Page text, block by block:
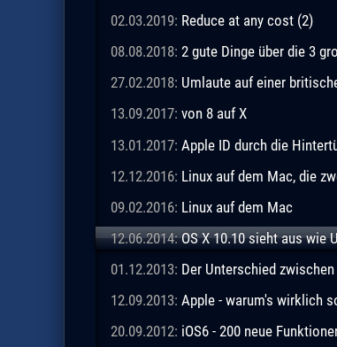
02.03.2019: Reduce at any cost (2)
08.08.2018: 2 gute Dinge über die 3
27.02.2018: Umlaute auf einer
13.09.2017: von 8 auf X
13.01.2017: Apple ID durch die
12.12.2016: Linux auf dem Mac, die
09.02.2016: Linux auf dem Mac
12.06.2014:OS X 10.10 sieht aus wie
01.12.2013: Der Unterschied
12.09.2013: Apple - warum's wirklich
20.09.2012: iOS6 - 200 neue